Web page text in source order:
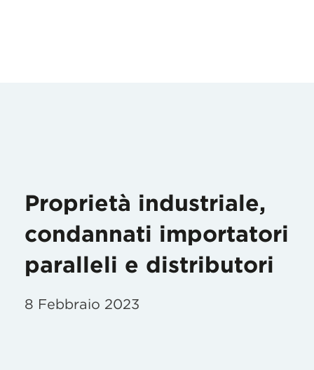
Proprietà industriale,
condannati importatori
paralleli e distributori
8 Febbraio 2023